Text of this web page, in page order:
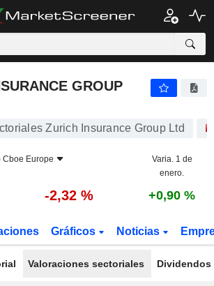
GROUP
Zurich Insurance Group Ltd
Cboe Europe
Varia. 1 de
enero.
-2,32 % +0,90 %
Gráficos Noticias
Valoraciones sectoriales